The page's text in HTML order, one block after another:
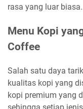
rasa yang luar biasa.
Menu Kopi
Coffee
Salah satu daya
kualitas kopi yang
kopi premium yang
sehingga setiap